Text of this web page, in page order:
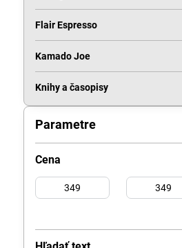
Parametre
Cena
Od:
Do:
Flair Espresso
Kamado Joe
Knihy a časopisy